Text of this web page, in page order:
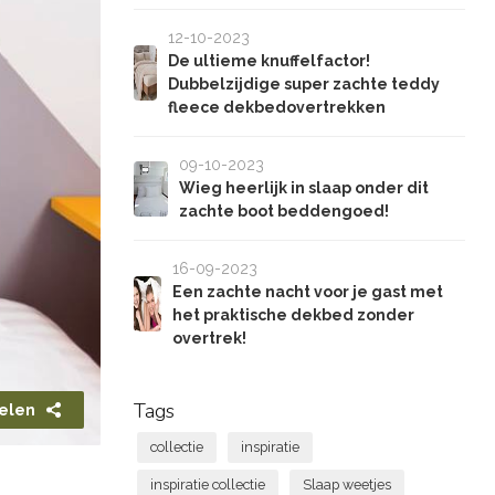
12-10-2023
De ultieme knuffelfactor!
Dubbelzijdige super zachte teddy
fleece dekbedovertrekken
09-10-2023
Wieg heerlijk in slaap onder dit
zachte boot beddengoed!
16-09-2023
Een zachte nacht voor je gast met
het praktische dekbed zonder
overtrek!
Tags
collectie inspiratie
inspiratie collectie Slaap weetjes